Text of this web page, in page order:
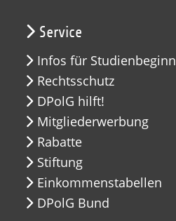
Service
Infos für
Rechtsschutz
DPolG hilft!
Mitgliederwerbung
Rabatte
Stiftung
Einkommenstabellen
DPolG Bund